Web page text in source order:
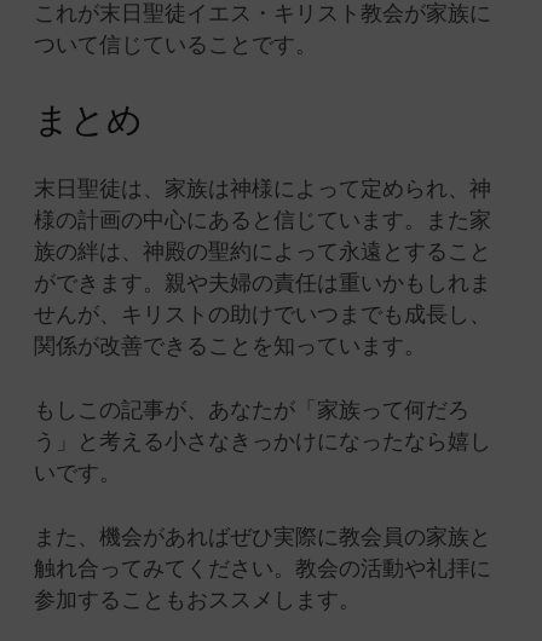
これが末日聖徒イエス・キリスト教会が家族に
ついて信じていることです。
まとめ
末日聖徒は、家族は神様によって定められ、神
様の計画の中心にあると信じています。また家
族の絆は、神殿の聖約によって永遠とすること
ができます。親や夫婦の責任は重いかもしれま
せんが、キリストの助けでいつまでも成長し、
関係が改善できることを知っています。
もしこの記事が、あなたが「家族って何だろ
う」と考える小さなきっかけになったなら嬉し
いです。
また、機会があればぜひ実際に教会員の家族と
触れ合ってみてください。教会の活動や礼拝に
参加することもおススメします。